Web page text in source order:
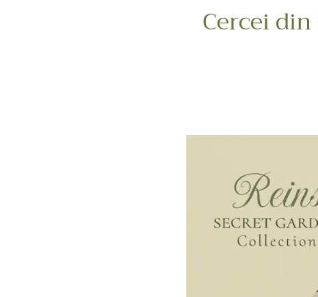
Cercei